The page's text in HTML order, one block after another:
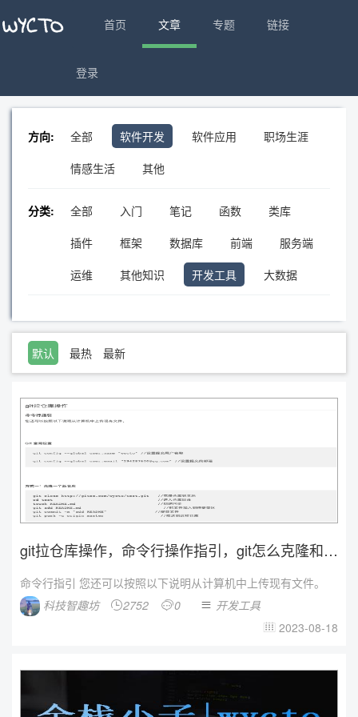
首页 文章 专题 链接
登录
方向: 全部 软件开发 软件应用
职场生涯
情感生活
其他
分类: 全部 入门 笔记 函数
类库
插件
框架 数据库 前端
服务端
运维
其他知识 开发工具 大数据
默认 最热 最新
git拉仓库操作，命令行操作指引，git怎么克隆和推
命令行指引 您还可以按照以下说明从计算机中上传现有文件。
科技智趣坊
2752 0  开发工具
 2023-08-18